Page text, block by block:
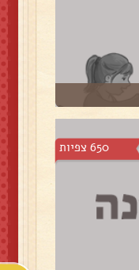
650 צפיות